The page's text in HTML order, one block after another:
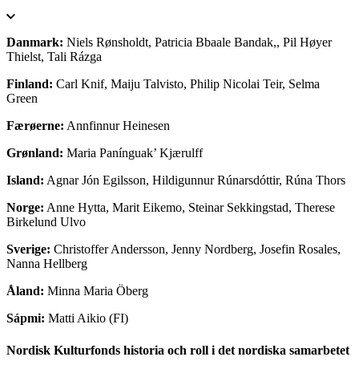
Danmark: Niels Rønsholdt, Patricia Bbaale Bandak,, Pil Høyer
Thielst, Tali Rázga
Finland: Carl Knif, Maiju Talvisto, Philip Nicolai Teir, Selma
Green
Færøerne: Annfinnur Heinesen
Grønland: Maria Panínguak’ Kjærulff
Island: Agnar Jón Egilsson, Hildigunnur Rúnarsdóttir, Rúna Thors
Norge: Anne Hytta, Marit Eikemo, Steinar Sekkingstad, Therese
Birkelund Ulvo
Sverige: Christoffer Andersson, Jenny Nordberg, Josefin Rosales,
Nanna Hellberg
Åland: Minna Maria Öberg
Sápmi: Matti Aikio (FI)
Nordisk Kulturfonds historia och roll i det nordiska samarbetet